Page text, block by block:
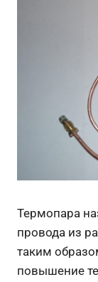
Термопара
провода из
таким
повышение